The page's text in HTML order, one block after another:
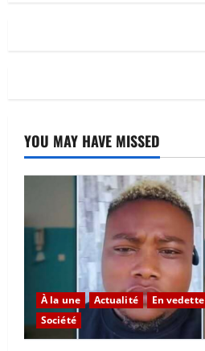
YOU MAY HAVE MISSED
À la une Actualité En vedette
Société